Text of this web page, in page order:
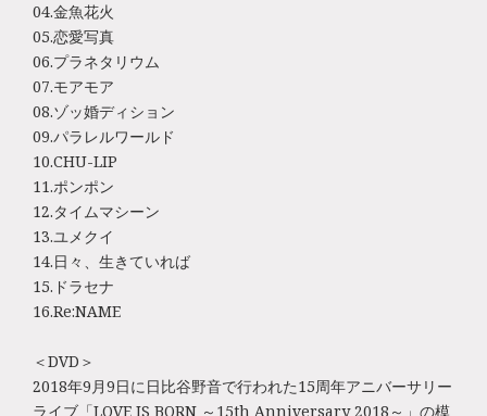
04.金魚花火
05.恋愛写真
06.プラネタリウム
07.モアモア
08.ゾッ婚ディション
09.パラレルワールド
10.CHU-LIP
11.ポンポン
12.タイムマシーン
13.ユメクイ
14.日々、生きていれば
15.ドラセナ
16.Re:NAME
＜DVD＞
2018年9月9日に日比谷野音で行われた15周年アニバーサリー
ライブ「LOVE IS BORN ～15th Anniversary 2018～」の模